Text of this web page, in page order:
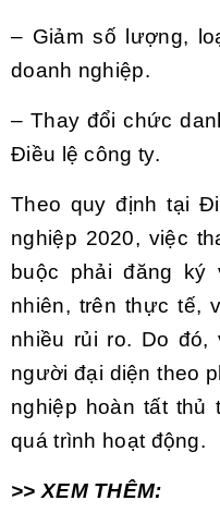
– Giảm số lượng,
doanh nghiệp.
– Thay đổi chức
Điều lệ công ty.
Theo quy định tại
nghiệp 2020, việc
buộc phải đăng
nhiên, trên thực tế,
nhiều rủi ro. Do
người đại diện theo
nghiệp hoàn tất thủ
quá trình hoạt động.
>> XEM THÊM: